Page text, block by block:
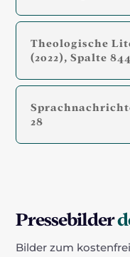
Theologische
(2022), Spalte
28
Pressebilder
Bilder zum